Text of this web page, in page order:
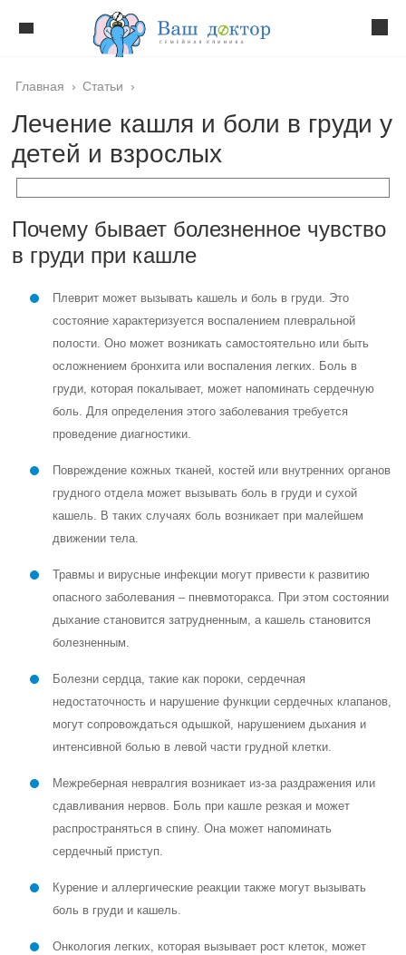
Главная › Статьи ›
Лечение кашля и боли в груди у
детей и взрослых
Почему бывает болезненное чувство
в груди при кашле
Плеврит может вызывать кашель и боль в груди. Это
состояние характеризуется воспалением плевральной
полости. Оно может возникать самостоятельно или быть
осложнением бронхита или воспаления легких. Боль в
груди, которая покалывает, может напоминать сердечную
боль. Для определения этого заболевания требуется
проведение диагностики.
Повреждение кожных тканей, костей или внутренних органов
грудного отдела может вызывать боль в груди и сухой
кашель. В таких случаях боль возникает при малейшем
движении тела.
Травмы и вирусные инфекции могут привести к развитию
опасного заболевания – пневмоторакса. При этом состоянии
дыхание становится затрудненным, а кашель становится
болезненным.
Болезни сердца, такие как пороки, сердечная
недостаточность и нарушение функции сердечных клапанов,
могут сопровождаться одышкой, нарушением дыхания и
интенсивной болью в левой части грудной клетки.
Межреберная невралгия возникает из-за раздражения или
сдавливания нервов. Боль при кашле резкая и может
распространяться в спину. Она может напоминать
сердечный приступ.
Курение и аллергические реакции также могут вызывать
боль в груди и кашель.
Онкология легких, которая вызывает рост клеток, может